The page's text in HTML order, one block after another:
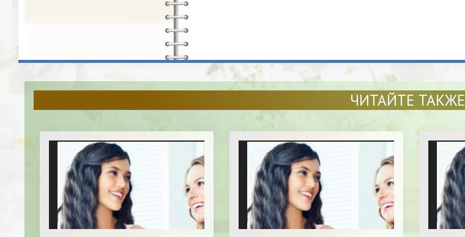
ЧИТАЙТЕ ТАКЖЕ